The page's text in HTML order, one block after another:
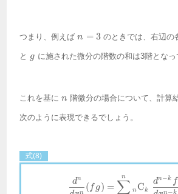
つまり、例えばn
3
n = 3 のときでは、右辺の
と g
g に施された微分の階数の和は3階となっ
これを基にn
n 階微分の場合について、計算
次のように表現できるでしょう。
式(8)
n
dn
( f g) = ∑
n
n Ck n−k
dn−k f